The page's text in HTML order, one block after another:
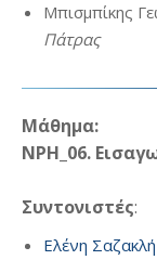
Μπισμπίκης
Πάτρας
Μάθημα:
NPH_06.
Συντονιστές:
Ελένη Σαζακλή